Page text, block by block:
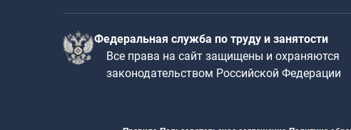
Федеральная служба по труду и занятости
Все права на сайт защищены и охраняются
законодательством Российской Федерации